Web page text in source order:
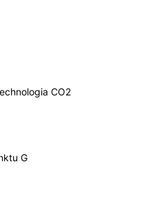
CO2
G